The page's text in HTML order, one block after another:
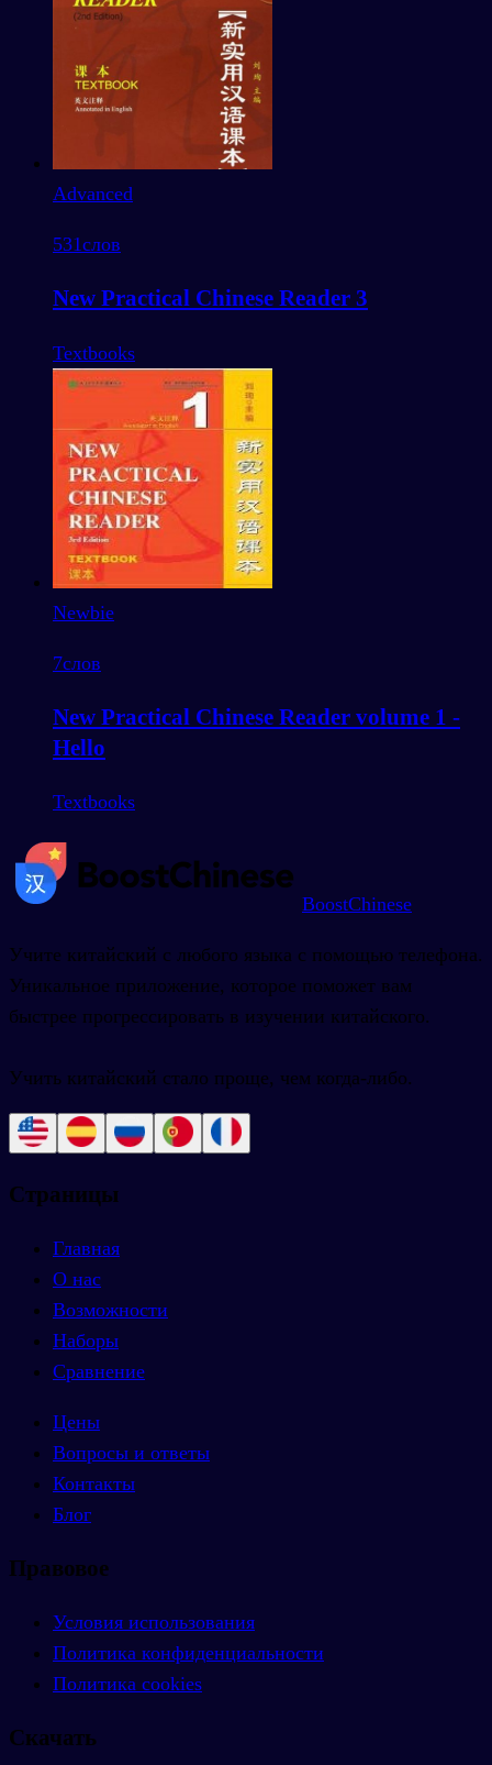
Advanced
531слов
New Practical Chinese Reader 3
Textbooks
Newbie
7слов
New Practical Chinese Reader volume 1 -
Hello
Textbooks
BoostChinese
Учите китайский с любого языка с помощью телефона.
Уникальное приложение, которое поможет вам
быстрее прогрессировать в изучении китайского.
Учить китайский стало проще, чем когда-либо.
Страницы
Главная
О нас
Возможности
Наборы
Сравнение
Цены
Вопросы и ответы
Контакты
Блог
Правовое
Условия использования
Политика конфиденциальности
Политика cookies
Скачать